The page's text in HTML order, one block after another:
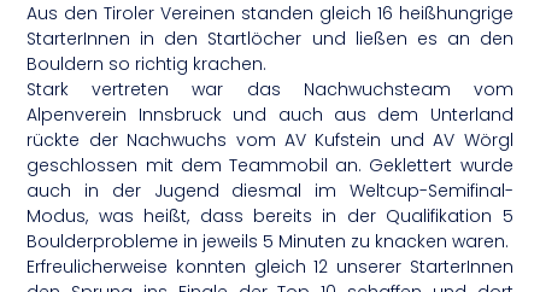
Aus den Tiroler Vereinen standen gleich 16 heißhungrige
StarterInnen in den Startlöcher und ließen es an den
Bouldern so richtig krachen.
Stark vertreten war das Nachwuchsteam vom
Alpenverein Innsbruck und auch aus dem Unterland
rückte der Nachwuchs vom AV Kufstein und AV Wörgl
geschlossen mit dem Teammobil an. Geklettert wurde
auch in der Jugend diesmal im Weltcup-Semifinal-
Modus, was heißt, dass bereits in der Qualifikation 5
Boulderprobleme in jeweils 5 Minuten zu knacken waren.
Erfreulicherweise konnten gleich 12 unserer StarterInnen